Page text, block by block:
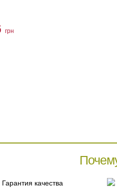
грн
Гарантия качества